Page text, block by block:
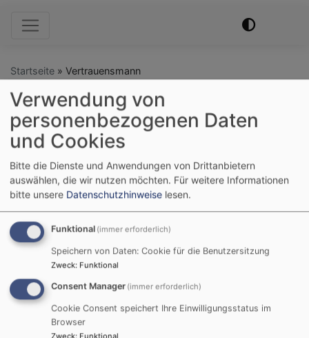
Hauptnavigation
Startseite Vertrauensmann
Vertrauensmann
Kirchenvorstand
Der Kirchenvorstand ist das demokratisch
gewählte Gremium zur Leitung der
Kirchengemeinde.
Unsere Pfarrei mit zwei Gemeinden hat einen
gemeinsamen Kirchenvorstand.
Die 10 ehrenamtlichen stimmberechtigten
Verwendung von
personenbezogenen Daten
und Cookies
Bitte die Dienste und Anwendungen von Drittanbietern
auswählen, die wir nutzen möchten. Für weitere Informationen
bitte unsere Datenschutzhinweise lesen.
Funktional (immer erforderlich)
Speichern von Daten: Cookie für die Benutzersitzung
Zweck: Funktional
Consent Manager (immer erforderlich)
Cookie Consent speichert Ihre Einwilligungsstatus im
Browser
Zweck: Funktional